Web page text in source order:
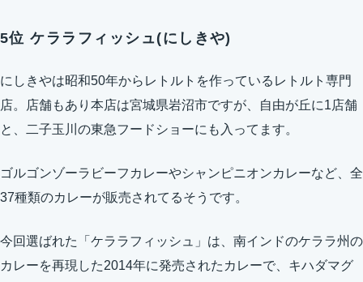
5位 ケララフィッシュ(にしきや)
にしきやは昭和50年からレトルトを作っているレトルト専門
店。店舗もあり本店は宮城県岩沼市ですが、自由が丘に1店舗
と、二子玉川の東急フードショーにも入ってます。
ゴルゴンゾーラビーフカレーやシャンピニオンカレーなど、全
37種類のカレーが販売されてるそうです。
今回選ばれた「ケララフィッシュ」は、南インドのケララ州の
カレーを再現した2014年に発売されたカレーで、キハダマグ